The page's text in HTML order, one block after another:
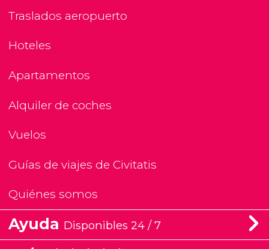
Traslados aeropuerto
Hoteles
Apartamentos
Alquiler de coches
Vuelos
Guías de viajes de Civitatis
Quiénes somos
Ayuda Disponibles 24 / 7